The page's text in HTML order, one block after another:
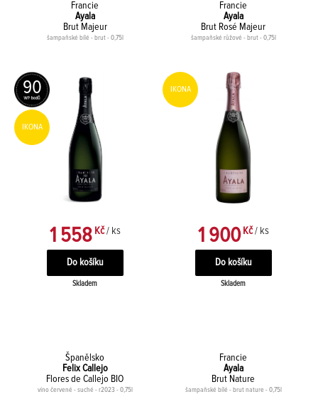
Francie
Ayala
Brut Majeur
šampaňské bílé - brut - 0,75l
90
IKONA
1 558Kč / ks
Skladem
Francie
Ayala
Brut Rosé Majeur
šampaňské růžové - brut - 0,75l
IKONA
1 900Kč / ks
Skladem
Španělsko
Felix Callejo
Flores de Callejo BIO
víno červené - suché - r2023 - 0,75l
Francie
Ayala
Brut Nature
šampaňské bílé - brut nature - 0,75l